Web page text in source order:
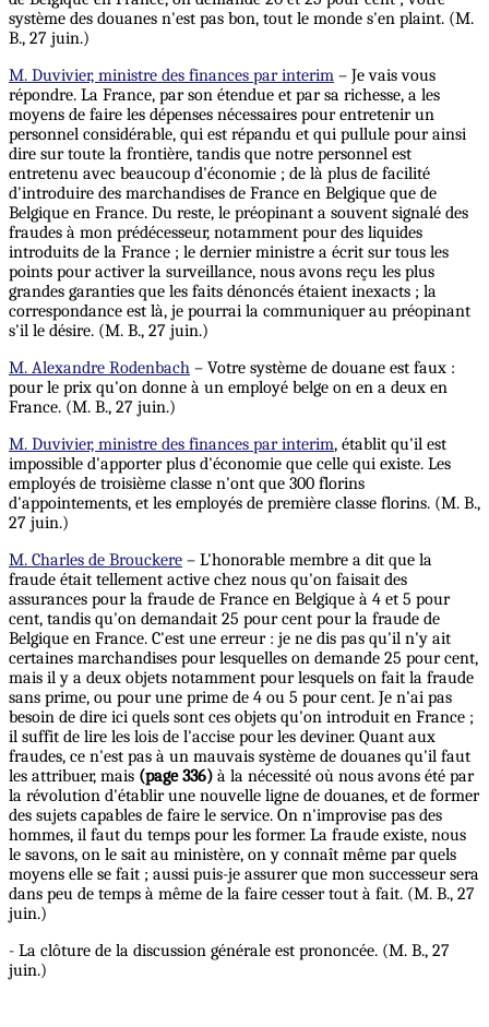
système des douanes n'est pas bon, tout le monde s'en plaint. (M.
B., 27 juin.)
M. Duvivier, ministre des finances par interim – Je vais vous
répondre. La France, par son étendue et par sa richesse, a les
moyens de faire les dépenses nécessaires pour entretenir un
personnel considérable, qui est répandu et qui pullule pour ainsi
dire sur toute la frontière, tandis que notre personnel est
entretenu avec beaucoup d'économie ; de là plus de facilité
d'introduire des marchandises de France en Belgique que de
Belgique en France. Du reste, le préopinant a souvent signalé des
fraudes à mon prédécesseur, notamment pour des liquides
introduits de la France ; le dernier ministre a écrit sur tous les
points pour activer la surveillance, nous avons reçu les plus
grandes garanties que les faits dénoncés étaient inexacts ; la
correspondance est là, je pourrai la communiquer au préopinant
s'il le désire. (M. B., 27 juin.)
M. Alexandre Rodenbach – Votre système de douane est faux :
pour le prix qu'on donne à un employé belge on en a deux en
France. (M. B., 27 juin.)
M. Duvivier, ministre des finances par interim, établit qu'il est
impossible d'apporter plus d'économie que celle qui existe. Les
employés de troisième classe n'ont que 300 florins
d'appointements, et les employés de première classe florins. (M. B.,
27 juin.)
M. Charles de Brouckere – L'honorable membre a dit que la
fraude était tellement active chez nous qu'on faisait des
assurances pour la fraude de France en Belgique à 4 et 5 pour
cent, tandis qu'on demandait 25 pour cent pour la fraude de
Belgique en France. C'est une erreur : je ne dis pas qu'il n'y ait
certaines marchandises pour lesquelles on demande 25 pour cent,
mais il y a deux objets notamment pour lesquels on fait la fraude
sans prime, ou pour une prime de 4 ou 5 pour cent. Je n'ai pas
besoin de dire ici quels sont ces objets qu'on introduit en France ;
il suffit de lire les lois de l'accise pour les deviner. Quant aux
fraudes, ce n'est pas à un mauvais système de douanes qu'il faut
les attribuer, mais (page 336) à la nécessité où nous avons été par
la révolution d'établir une nouvelle ligne de douanes, et de former
des sujets capables de faire le service. On n'improvise pas des
hommes, il faut du temps pour les former. La fraude existe, nous
le savons, on le sait au ministère, on y connaît même par quels
moyens elle se fait ; aussi puis-je assurer que mon successeur sera
dans peu de temps à même de la faire cesser tout à fait. (M. B., 27
juin.)
- La clôture de la discussion générale est prononcée. (M. B., 27
juin.)